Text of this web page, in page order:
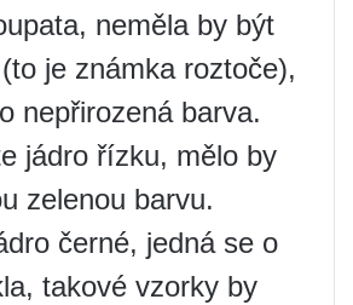
neměla by být
je známka roztoče),
nepřirozená barva.
jádro řízku, mělo by
zelenou barvu.
černé, jedná se o
takové vzorky by